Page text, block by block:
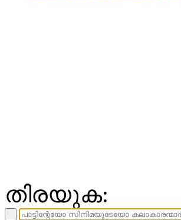
തിരയുക: